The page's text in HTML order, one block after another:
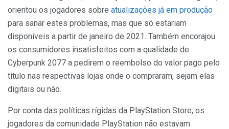
orientou os jogadores sobre atualizações já em produção
para sanar estes problemas, mas que só estariam
disponíveis a partir de janeiro de 2021. Também encorajou
os consumidores insatisfeitos com a qualidade de
Cyberpunk 2077 a pedirem o reembolso do valor pago pelo
título nas respectivas lojas onde o compraram, sejam elas
digitais ou não.
Por conta das políticas rígidas da PlayStation Store, os
jogadores da comunidade PlayStation não estavam